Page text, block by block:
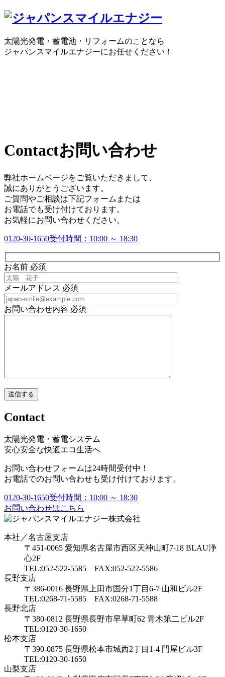
太陽光発電・蓄電池・リフォームのことなら
ジャパンスマイルエナジーにお任せください！
Contactお問い合わせ
弊社ホームページをご覧いただきまして、
誠にありがとうございます。
ご質問やご相談は下記フォームまたは
お電話でも受け付けております。
お気軽にお問い合わせください。
0120-30-1650受付時間：10:00 ～ 18:30
お名前 必須
メールアドレス 必須
お問い合わせ内容 必須
Contact
太陽光発電・蓄電システム
安心安全な快適エコ生活へ
お問い合わせフォームは24時間受付中！
お電話でのお問い合わせも受け付けております。
0120-30-1650受付時間：10:00 ～ 18:30
お問い合わせはこちら
本社／名古屋支店
〒451-0065 愛知県名古屋市西区天神山町7-18 BLAU浄
心2F
TEL:052-522-5585 FAX:052-522-5586
長野支店
〒386-0016 長野県上田市国分1丁目6-7 山和ビル2F
TEL:0268-71-5585 FAX:0268-71-5588
長野北店
〒380-0812 長野県長野市早草町62 青木第二ビル2F
TEL:0120-30-1650
松本支店
〒390-0875 長野県松本市城西2丁目1-4 門屋ビル3F
TEL:0120-30-1650
山梨支店